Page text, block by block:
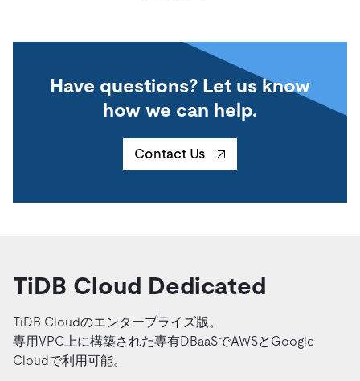
Have questions? Let us know
how we can help.
Contact Us
TiDB Cloud Dedicated
TiDB Cloudのエンタープライズ版。
専用VPC上に構築された専有DBaaSでAWSとGoogle
Cloudで利用可能。